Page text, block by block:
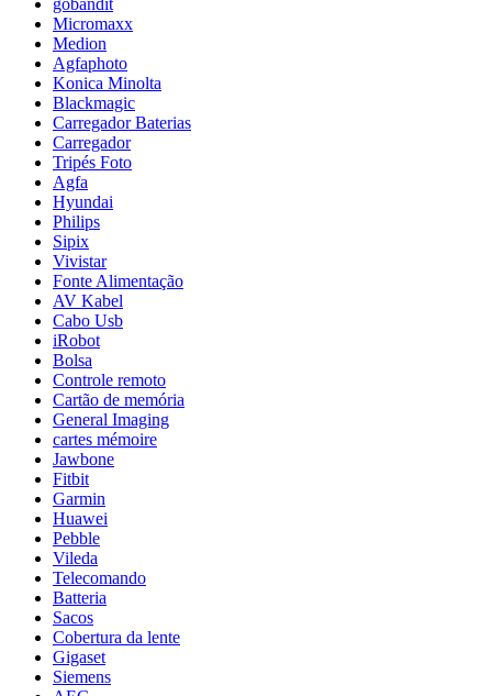
gobandit
Micromaxx
Medion
Agfaphoto
Konica Minolta
Blackmagic
Carregador Baterias
Carregador
Tripés Foto
Agfa
Hyundai
Philips
Sipix
Vivistar
Fonte Alimentação
AV Kabel
Cabo Usb
iRobot
Bolsa
Controle remoto
Cartão de memória
General Imaging
cartes mémoire
Jawbone
Fitbit
Garmin
Huawei
Pebble
Vileda
Telecomando
Batteria
Sacos
Cobertura da lente
Gigaset
Siemens